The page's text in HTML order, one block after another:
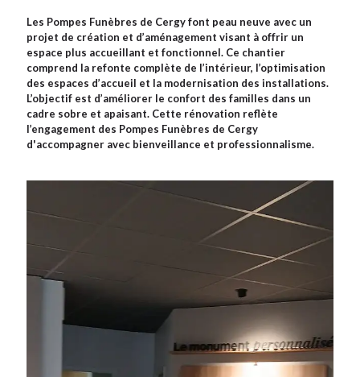
Les Pompes Funèbres de Cergy font peau neuve avec un
projet de création et d’aménagement visant à offrir un
espace plus accueillant et fonctionnel. Ce chantier
comprend la refonte complète de l’intérieur, l’optimisation
des espaces d’accueil et la modernisation des installations.
L’objectif est d’améliorer le confort des familles dans un
cadre sobre et apaisant. Cette rénovation reflète
l’engagement des Pompes Funèbres de Cergy
d'accompagner avec bienveillance et professionnalisme.